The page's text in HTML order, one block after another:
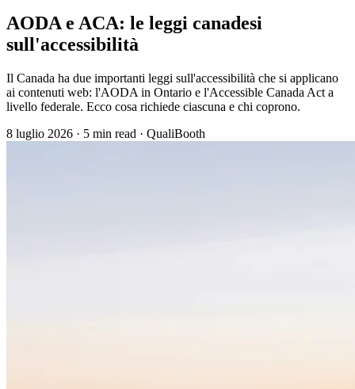
AODA e ACA: le leggi canadesi
sull'accessibilità
Il Canada ha due importanti leggi sull'accessibilità che si applicano
ai contenuti web: l'AODA in Ontario e l'Accessible Canada Act a
livello federale. Ecco cosa richiede ciascuna e chi coprono.
8 luglio 2026 · 5 min read · QualiBooth